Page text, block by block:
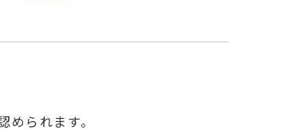
られます。